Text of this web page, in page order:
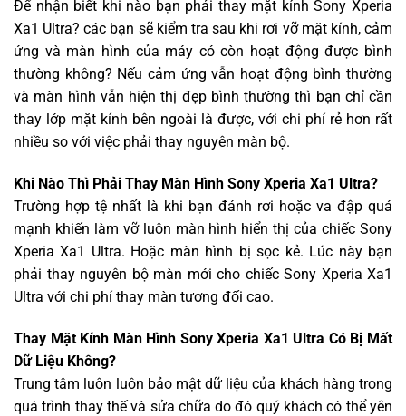
Để nhận biết khi nào bạn phải thay mặt kính Sony Xperia
Xa1 Ultra? các bạn sẽ kiểm tra sau khi rơi vỡ mặt kính, cảm
ứng và màn hình của máy có còn hoạt động được bình
thường không? Nếu cảm ứng vẫn hoạt động bình thường
và màn hình vẫn hiện thị đẹp bình thường thì bạn chỉ cần
thay lớp mặt kính bên ngoài là được, với chi phí rẻ hơn rất
nhiều so với việc phải thay nguyên màn bộ.
Khi Nào Thì Phải Thay Màn Hình Sony Xperia Xa1 Ultra?
Trường hợp tệ nhất là khi bạn đánh rơi hoặc va đập quá
mạnh khiến làm vỡ luôn màn hình hiển thị của chiếc Sony
Xperia Xa1 Ultra. Hoặc màn hình bị sọc kẻ. Lúc này bạn
phải thay nguyên bộ màn mới cho chiếc Sony Xperia Xa1
Ultra với chi phí thay màn tương đối cao.
Thay Mặt Kính Màn Hình Sony Xperia Xa1 Ultra Có Bị Mất
Dữ Liệu Không?
Trung tâm luôn luôn bảo mật dữ liệu của khách hàng trong
quá trình thay thế và sửa chữa do đó quý khách có thể yên